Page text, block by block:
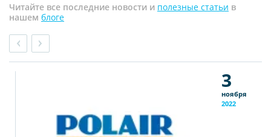
Читайте все последние новости и полезные статьи в
нашем блоге
3
ноября
2022